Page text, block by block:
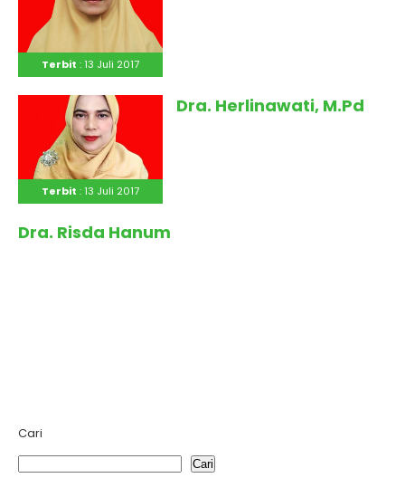
Terbit : 13 Juli 2017
Terbit : 13 Juli 2017
Dra. Herlinawati, M.Pd
Dra. Risda Hanum
Cari
Cari